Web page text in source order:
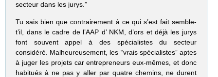
secteur dans les jurys.”
Tu sais bien que contrairement à ce qui s’est fait semble-
t’il, dans le cadre de l’AAP d’ NKM, d’ors et déjà les jurys
font souvent appel à des spécialistes du secteur
considéré. Malheureusement, les “vrais spécialistes” aptes
à juger les projets car entrepreneurs eux-mêmes, et donc
habitués à ne pas y aller par quatre chemins, ne durent